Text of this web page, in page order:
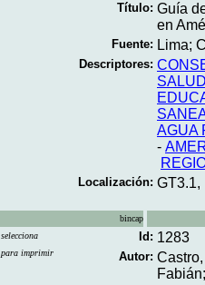
Título: Guía
en
Fuente: Lima;
Descriptores:
AGUA
-
Localización: GT3.1,
bincap
selecciona
para imprimir
Id: 1283
Autor: